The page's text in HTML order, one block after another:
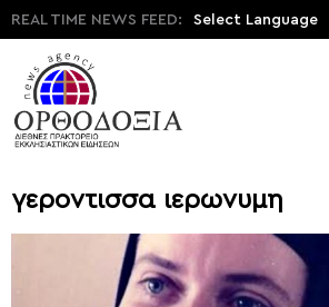
REAL TIME NEWS FEED: Select Language
γεροντισσα ιερωνυμη